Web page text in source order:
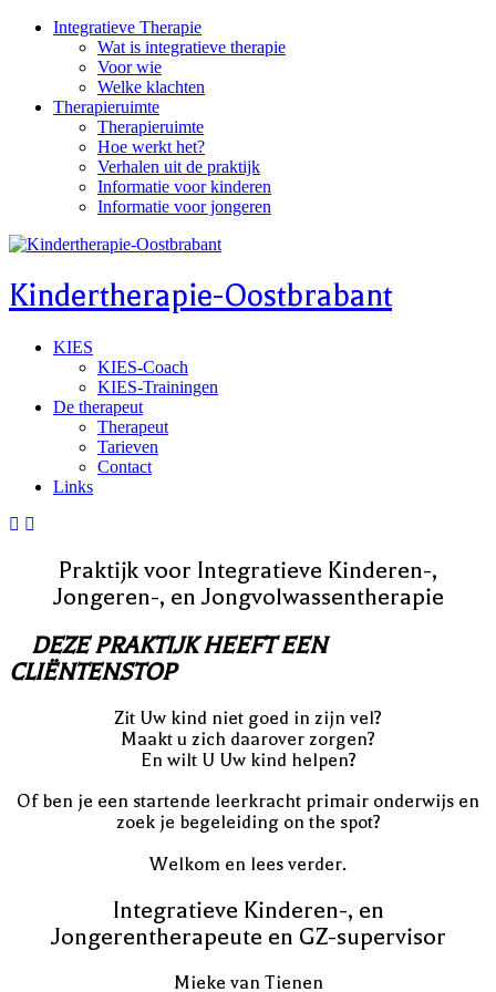
Skip
Integratieve Therapie
Wat is integratieve therapie
Voor wie
Welke klachten
Therapieruimte
Therapieruimte
Hoe werkt het?
Verhalen uit de praktijk
Informatie voor kinderen
Informatie voor jongeren
Kindertherapie-Oostbrabant
KIES
KIES-Coach
KIES-Trainingen
De therapeut
Therapeut
Tarieven
Contact
Links
Praktijk voor Integratieve Kinderen-,
Jongeren-, en Jongvolwassentherapie
DEZE PRAKTIJK HEEFT EEN
CLIËNTENSTOP
Zit Uw kind niet goed in zijn vel?
Maakt u zich daarover zorgen?
En wilt U Uw kind helpen?
Of ben je een startende leerkracht primair onderwijs en
zoek je begeleiding on the spot?
Welkom en lees verder.
Integratieve Kinderen-, en
Jongerentherapeute en GZ-supervisor
Mieke van Tienen